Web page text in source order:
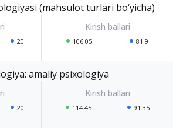
(mahsulot turlari bo‘yicha)
20 106.05 81.9
amaliy psixologiya
20 114.45 91.35